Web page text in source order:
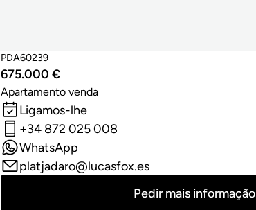
PDA60239
675.000 €
Apartamento venda
Ligamos-lhe
+34 872 025 008
WhatsApp
platjadaro@lucasfox.es
Pedir mais informação